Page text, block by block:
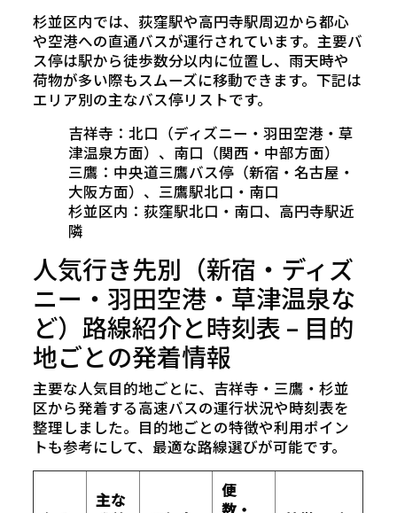
杉並区内では、荻窪駅や高円寺駅周辺から都心
や空港への直通バスが運行されています。主要バ
ス停は駅から徒歩数分以内に位置し、雨天時や
荷物が多い際もスムーズに移動できます。下記は
エリア別の主なバス停リストです。
吉祥寺：北口（ディズニー・羽田空港・草
津温泉方面）、南口（関西・中部方面）
三鷹：中央道三鷹バス停（新宿・名古屋・
大阪方面）、三鷹駅北口・南口
杉並区内：荻窪駅北口・南口、高円寺駅近
隣
人気行き先別（新宿・ディズ
ニー・羽田空港・草津温泉な
ど）路線紹介と時刻表 – 目的
地ごとの発着情報
主要な人気目的地ごとに、吉祥寺・三鷹・杉並
区から発着する高速バスの運行状況や時刻表を
整理しました。目的地ごとの特徴や利用ポイン
トも参考にして、最適な路線選びが可能です。
主な
便